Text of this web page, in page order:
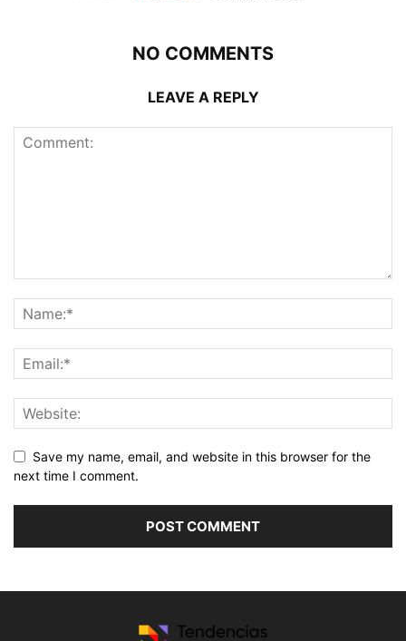
NO COMMENTS
LEAVE A REPLY
Save my name, email, and website in this browser for the
next time I comment.